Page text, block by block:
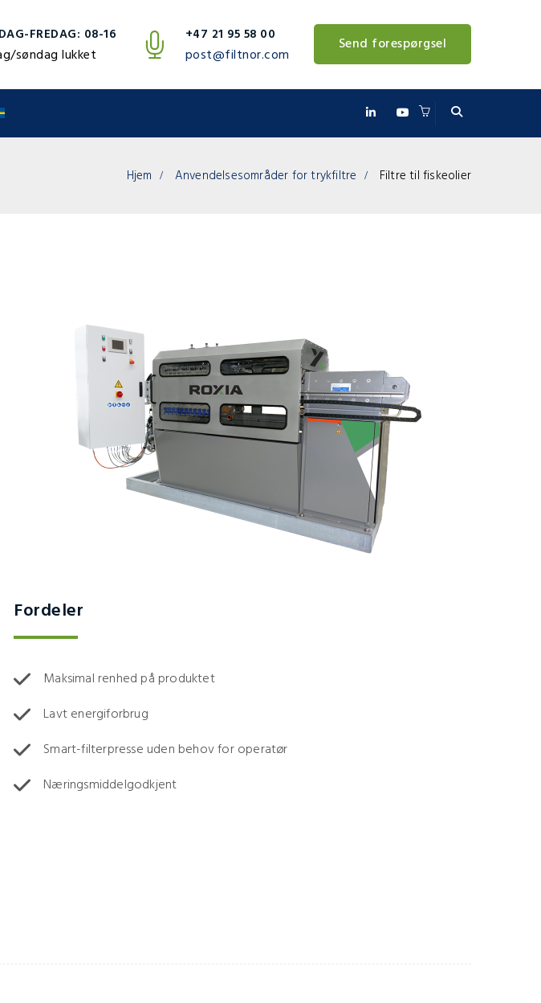
FREDAG: 08-16
søndag lukket
+47 21 95 58 00
post@filtnor.com
Send forespørgsel
Hjem Anvendelsesområder for trykfiltre Filtre til fiskeolier
Fordeler
Maksimal renhed på produktet
Lavt energiforbrug
Smart-filterpresse uden behov for operatør
Næringsmiddelgodkjent